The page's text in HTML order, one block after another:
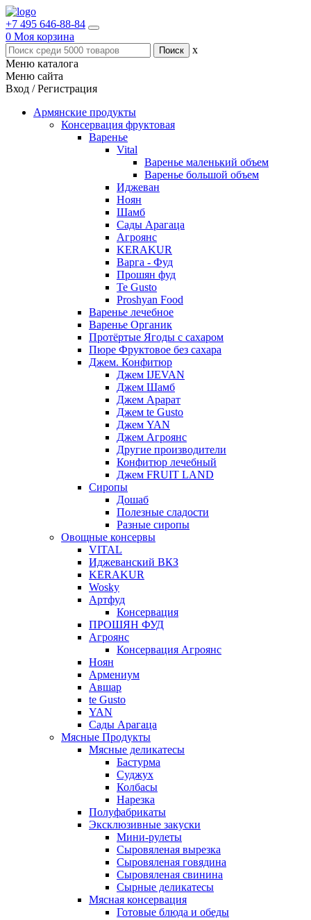
+7 495 646-88-84
0 Моя корзина
x
Меню каталога
Меню сайта
Вход / Регистрация
Армянские продукты
Консервация фруктовая
Варенье
Vital
Варенье маленький объем
Варенье большой объем
Иджеван
Ноян
Шамб
Сады Арагаца
Агроянс
KERAKUR
Варга - Фуд
Прошян фуд
Te Gusto
Proshyan Food
Варенье лечебное
Варенье Органик
Протёртые Ягоды с сахаром
Пюре Фруктовое без сахара
Джем. Конфитюр
Джем IJEVAN
Джем Шамб
Джем Арарат
Джем te Gusto
Джем YAN
Джем Агроянс
Другие производители
Конфитюр лечебный
Джем FRUIT LAND
Сиропы
Дошаб
Полезные сладости
Разные сиропы
Овощные консервы
VITAL
Иджеванский ВКЗ
KERAKUR
Wosky
Артфуд
Консервация
ПРОШЯН ФУД
Агроянс
Консервация Агроянс
Ноян
Армениум
Авшар
te Gusto
YAN
Сады Арагаца
Мясные Продукты
Мясные деликатесы
Бастурма
Суджух
Колбасы
Нарезка
Полуфабрикаты
Эксклюзивные закуски
Мини-рулеты
Сыровяленая вырезка
Сыровяленая говядина
Сыровяленая свинина
Сырные деликатесы
Мясная консервация
Готовые блюда и обеды